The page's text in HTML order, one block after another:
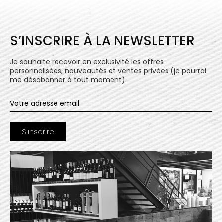
S’INSCRIRE À LA NEWSLETTER
Je souhaite recevoir en exclusivité les offres
personnalisées, nouveautés et ventes privées (je pourrai
me désabonner à tout moment).